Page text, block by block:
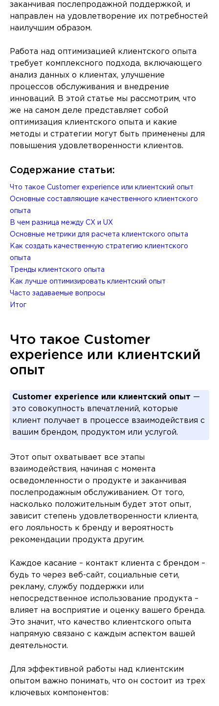
заканчивая послепродажной поддержкой, и
направлен на удовлетворение их потребностей
наилучшим образом.
Работа над оптимизацией клиентского опыта
требует комплексного подхода, включающего
анализ данных о клиентах, улучшение
процессов обслуживания и внедрение
инноваций. В этой статье мы рассмотрим, что
же на самом деле представляет собой
оптимизация клиентского опыта и какие
методы и стратегии могут быть применены для
повышения удовлетворенности клиентов.
Содержание статьи:
Что такое Customer experience или клиентский опыт
Основные составляющие качественного клиентского
опыта
В чем разница между CX и UX
Основные метрики для расчета клиентского опыта
Как создать качественную стратегию клиентского
опыта
Тренды клиентского опыта
Как лучше оптимизировать клиентский опыт
Часто задаваемые вопросы
Итог
Что такое Customer
experience или клиентский
опыт
Customer experience или клиентский опыт —
это совокупность впечатлений, которые
клиент получает в процессе взаимодействия с
вашим брендом, продуктом или услугой.
Этот опыт охватывает все этапы
взаимодействия, начиная с момента
осведомленности о продукте и заканчивая
послепродажным обслуживанием. От того,
насколько положительным будет этот опыт,
зависит степень удовлетворенности клиента,
его лояльность к бренду и вероятность
рекомендации продукта другим.
Каждое касание – контакт клиента с брендом –
будь то через веб-сайт, социальные сети,
рекламу, службу поддержки или
непосредственное использование продукта –
влияет на восприятие и оценку вашего бренда.
Это значит, что качество клиентского опыта
напрямую связано с каждым аспектом вашей
деятельности.
Для эффективной работы над клиентским
опытом важно понимать, что он состоит из трех
ключевых компонентов: